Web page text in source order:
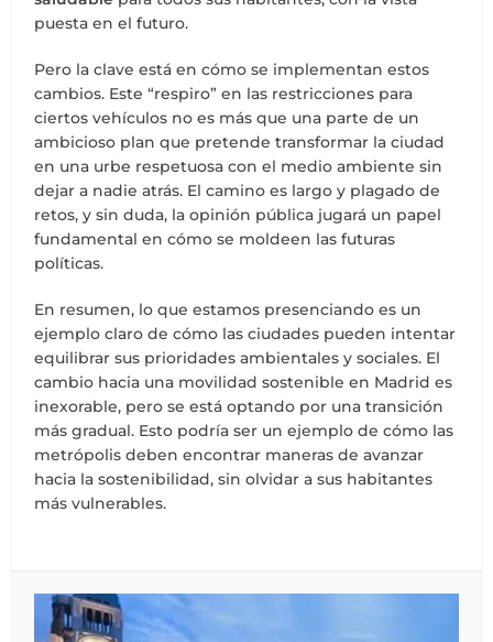
puesta en el futuro.
Pero la clave está en cómo se implementan estos
cambios. Este “respiro” en las restricciones para
ciertos vehículos no es más que una parte de un
ambicioso plan que pretende transformar la ciudad
en una urbe respetuosa con el medio ambiente sin
dejar a nadie atrás. El camino es largo y plagado de
retos, y sin duda, la opinión pública jugará un papel
fundamental en cómo se moldeen las futuras
políticas.
En resumen, lo que estamos presenciando es un
ejemplo claro de cómo las ciudades pueden intentar
equilibrar sus prioridades ambientales y sociales. El
cambio hacia una movilidad sostenible en Madrid es
inexorable, pero se está optando por una transición
más gradual. Esto podría ser un ejemplo de cómo las
metrópolis deben encontrar maneras de avanzar
hacia la sostenibilidad, sin olvidar a sus habitantes
más vulnerables.